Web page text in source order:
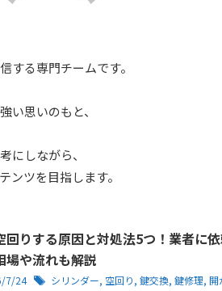
する専門チームです。
い思いのもと、
にしながら、
ンツを目指します。
回りする原因と対処法5つ！業者に
場や流れも解説
7/24 シリンダー, 空回り, 鍵交換, 鍵修理, 開